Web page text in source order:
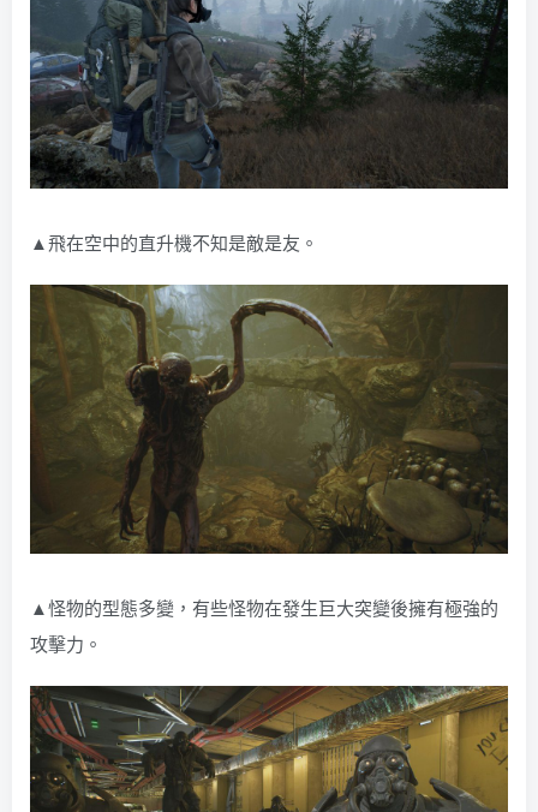
▲飛在空中的直升機不知是敵是友。
▲怪物的型態多變，有些怪物在發生巨大突變後擁有極強的
攻擊力。